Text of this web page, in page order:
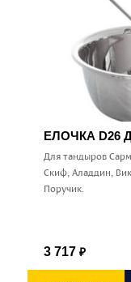
ЕЛОЧКА D26
Для тандыров
Скиф, Аладдин,
Поручик.
3 717 ₽